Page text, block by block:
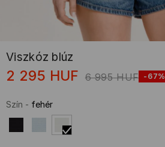
Viszkóz blúz
2 295 HUF 6 995 HUF -67%
Szín - fehér